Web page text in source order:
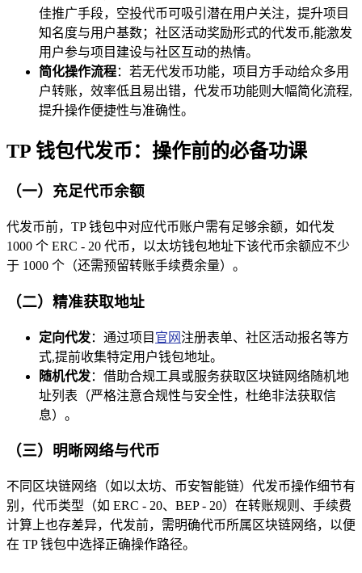
佳推广手段，空投代币可吸引潜在用户关注，提升项目
知名度与用户基数；社区活动奖励形式的代发币,能激发
用户参与项目建设与社区互动的热情。
简化操作流程：若无代发币功能，项目方手动给众多用
户转账，效率低且易出错，代发币功能则大幅简化流程,
提升操作便捷性与准确性。
TP 钱包代发币：操作前的必备功课
（一）充足代币余额
代发币前，TP 钱包中对应代币账户需有足够余额，如代发
1000 个 ERC - 20 代币，以太坊钱包地址下该代币余额应不少
于 1000 个（还需预留转账手续费余量）。
（二）精准获取地址
定向代发：通过项目 官网注册表单、社区活动报名等方
式,提前收集特定用户钱包地址。
随机代发：借助合规工具或服务获取区块链网络随机地
址列表（严格注意合规性与安全性，杜绝非法获取信
息）。
（三）明晰网络与代币
不同区块链网络（如以太坊、币安智能链）代发币操作细节有
别，代币类型（如 ERC - 20、BEP - 20）在转账规则、手续费
计算上也存差异，代发前，需明确代币所属区块链网络，以便
在 TP 钱包中选择正确操作路径。